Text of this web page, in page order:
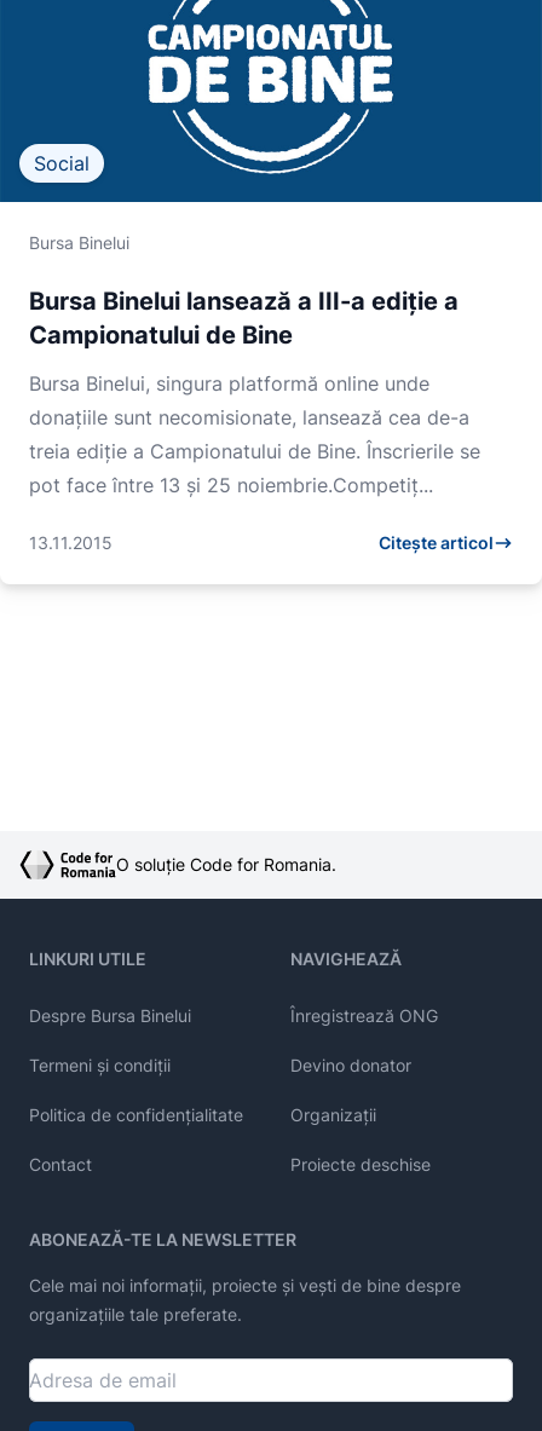
Social
Bursa Binelui
Bursa Binelui lansează a III-a ediție a
Campionatului de Bine
Bursa Binelui, singura platformă online unde
donațiile sunt necomisionate, lansează cea de-a
treia ediție a Campionatului de Bine. Înscrierile se
pot face între 13 și 25 noiembrie.Competiț...
13.11.2015 Citește articol
O soluție Code for Romania.
LINKURI UTILE
Despre Bursa Binelui
Termeni și condiții
Politica de confidențialitate
Contact
NAVIGHEAZĂ
Înregistrează ONG
Devino donator
Organizații
Proiecte deschise
ABONEAZĂ-TE LA NEWSLETTER
Cele mai noi informații, proiecte și vești de bine despre
organizațiile tale preferate.